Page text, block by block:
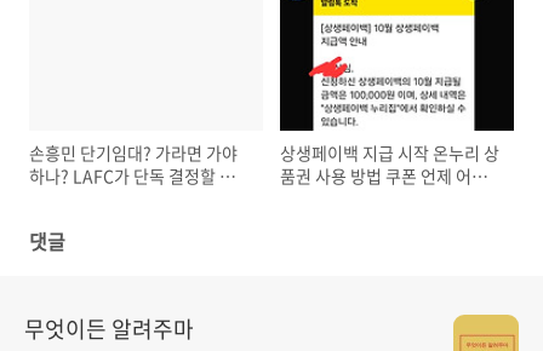
손흥민 단기임대? 가라면 가야
하나? LAFC가 단독 결정할 수
상생페이백 지급 시작 온누리 상
품권 사용 방법 쿠폰 언제 어디
댓글
무엇이든 알려주마